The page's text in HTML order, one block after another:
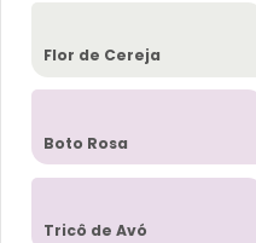
Flor de Cereja
Boto Rosa
Tricô de Avó